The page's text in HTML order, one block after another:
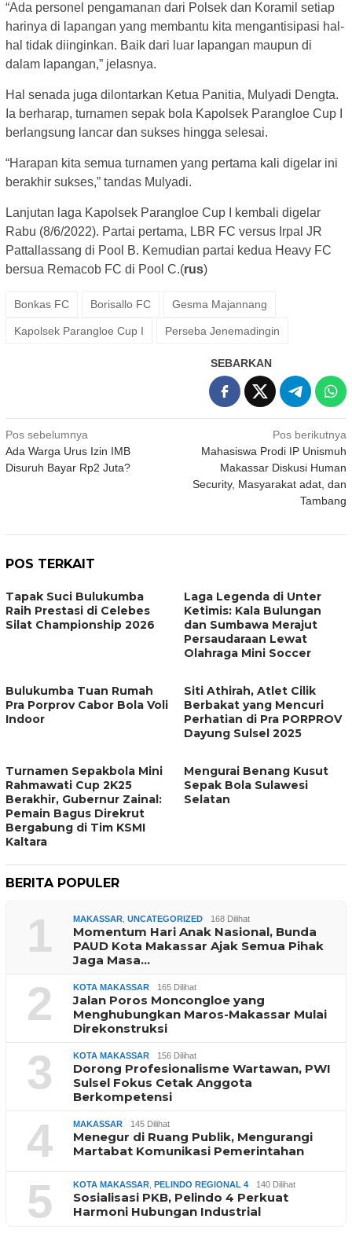
“Ada personel pengamanan dari Polsek dan Koramil setiap
harinya di lapangan yang membantu kita mengantisipasi hal-
hal tidak diinginkan. Baik dari luar lapangan maupun di
dalam lapangan,” jelasnya.
Hal senada juga dilontarkan Ketua Panitia, Mulyadi Dengta.
Ia berharap, turnamen sepak bola Kapolsek Parangloe Cup I
berlangsung lancar dan sukses hingga selesai.
“Harapan kita semua turnamen yang pertama kali digelar ini
berakhir sukses,” tandas Mulyadi.
Lanjutan laga Kapolsek Parangloe Cup I kembali digelar
Rabu (8/6/2022). Partai pertama, LBR FC versus Irpal JR
Pattallassang di Pool B. Kemudian partai kedua Heavy FC
bersua Remacob FC di Pool C.(rus)
Bonkas FC Borisallo FC Gesma Majannang
Kapolsek Parangloe Cup I Perseba Jenemadingin
SEBARKAN
Navigasi
pos
Pos sebelumnya
Ada Warga Urus Izin IMB
Disuruh Bayar Rp2 Juta?
Pos berikutnya
Mahasiswa Prodi IP Unismuh
Makassar Diskusi Human
Security, Masyarakat adat, dan
Tambang
POS TERKAIT
Tapak Suci Bulukumba
Raih Prestasi di Celebes
Silat Championship 2026
Laga Legenda di Unter
Ketimis: Kala Bulungan
dan Sumbawa Merajut
Persaudaraan Lewat
Olahraga Mini Soccer
Bulukumba Tuan Rumah
Pra Porprov Cabor Bola Voli
Indoor
Siti Athirah, Atlet Cilik
Berbakat yang Mencuri
Perhatian di Pra PORPROV
Dayung Sulsel 2025
Turnamen Sepakbola Mini
Rahmawati Cup 2K25
Berakhir, Gubernur Zainal:
Pemain Bagus Direkrut
Bergabung di Tim KSMI
Kaltara
Mengurai Benang Kusut
Sepak Bola Sulawesi
Selatan
BERITA POPULER
1 MAKASSAR UNCATEGORIZED 168 Dilihat
Momentum Hari Anak Nasional, Bunda
PAUD Kota Makassar Ajak Semua Pihak
Jaga Masa…
2 KOTA MAKASSAR 165 Dilihat
Jalan Poros Moncongloe yang
Menghubungkan Maros-Makassar Mulai
Direkonstruksi
3 KOTA MAKASSAR 156 Dilihat
Dorong Profesionalisme Wartawan, PWI
Sulsel Fokus Cetak Anggota
Berkompetensi
4 MAKASSAR 145 Dilihat
Menegur di Ruang Publik, Mengurangi
Martabat Komunikasi Pemerintahan
5 KOTA MAKASSAR PELINDO REGIONAL 4 140 Dilihat
Sosialisasi PKB, Pelindo 4 Perkuat
Harmoni Hubungan Industrial